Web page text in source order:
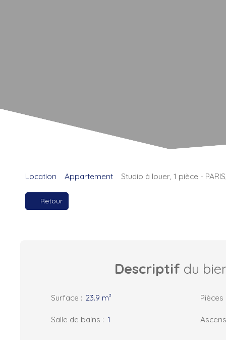
Location Appartement Studio à louer, 1 pièce -
Retour
Descriptif du
Surface : 23.9 m² Pièces
Salle de bains : 1